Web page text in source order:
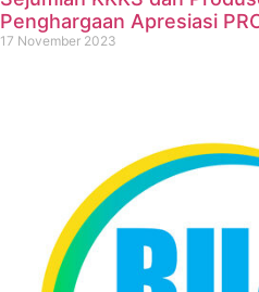
Penghargaan Apresiasi
17 November 2023